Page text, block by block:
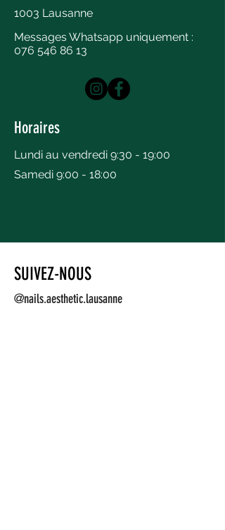
1003 Lausanne
Messages Whatsapp uniquement :
076 546 86 13
Horaires
Lundi au vendredi 9:30 - 19:00
Samedi 9:00 - 18:00
SUIVEZ-NOUS
@nails.aesthetic.lausanne